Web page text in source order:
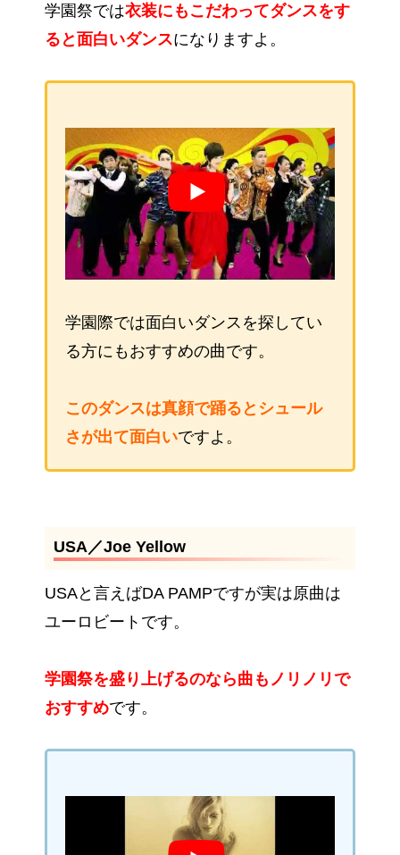
学園祭では衣装にもこだわってダンスをす
ると面白いダンスになりますよ。
学園際では面白いダンスを探してい
る方にもおすすめの曲です。
このダンスは真顔で踊るとシュール
さが出て面白いですよ。
USA／Joe Yellow
USAと言えばDA PAMPですが実は原曲は
ユーロビートです。
学園祭を盛り上げるのなら曲もノリノリで
おすすめです。